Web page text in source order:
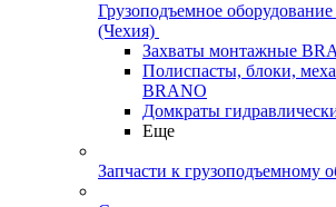
Грузоподъемное
(Чехия)
Захваты монтажные
Полиспасты, блоки,
BRANO
Домкраты
Еще
Запчасти к грузоподъемному